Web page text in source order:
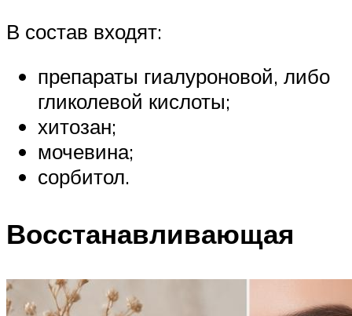
В состав входят:
препараты гиалуроновой, либо
гликолевой кислоты;
хитозан;
мочевина;
сорбитол.
Восстанавливающая